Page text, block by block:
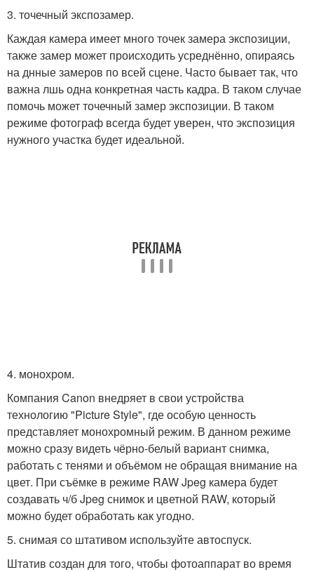
3. точечный экспозамер.
Каждая камера имеет много точек замера экспозиции,
также замер может происходить усреднённо, опираясь
на днные замеров по всей сцене. Часто бывает так, что
важна лшь одна конкретная часть кадра. В таком случае
помочь может точечный замер экспозиции. В таком
режиме фотограф всегда будет уверен, что экспозиция
нужного участка будет идеальной.
4. монохром.
Компания Canon внедряет в свои устройства
технологию "Picture Style", где особую ценность
представляет монохромный режим. В данном режиме
можно сразу видеть чёрно-белый вариант снимка,
работать с тенями и объёмом не обращая внимание на
цвет. При съёмке в режиме RAW Jpeg камера будет
создавать ч/б Jpeg снимок и цветной RAW, который
можно будет обработать как угодно.
5. снимая со штативом используйте автоспуск.
Штатив создан для того, чтобы фотоаппарат во время